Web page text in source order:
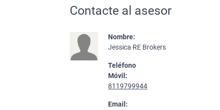
Contacte al asesor
Nombre:
Jessica RE Brokers
Teléfono
Móvil:
8119799944
Email: